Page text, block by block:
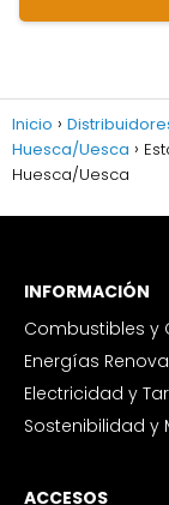
Inicio
Huesca/Uesca
Huesca/Uesca
INFORMACIÓN
Combustibles
Energías
Electricidad y
Sostenibilidad
ACCESOS